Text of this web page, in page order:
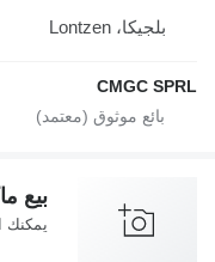
بلجيكا، Lontzen
CMGC SPRL
بيع
يمكنك